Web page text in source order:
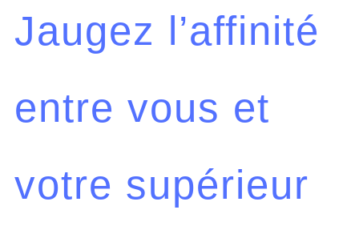
Jaugez l’affinité
entre vous et
votre supérieur